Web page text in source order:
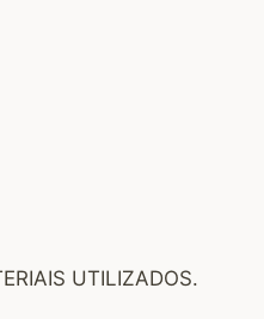
UTILIZADOS.